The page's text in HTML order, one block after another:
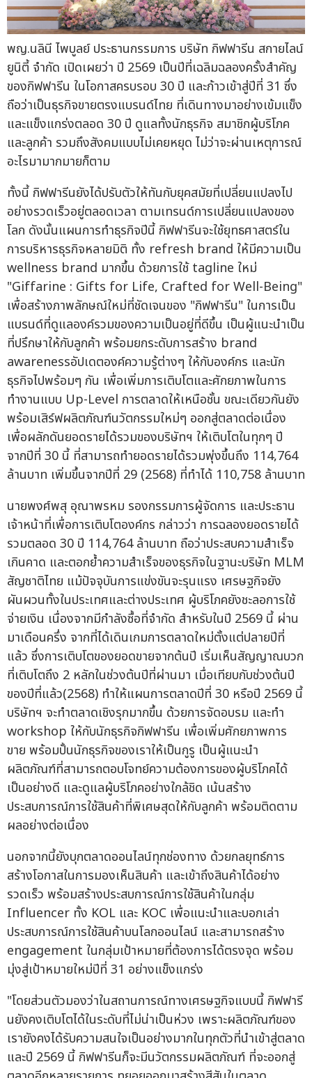
พญ.นลินี ไพบูลย์ ประธานกรรมการ บริษัท กิฟฟารีน สกายไลน์
ยูนิตี้ จำกัด เปิดเผยว่า ปี 2569 เป็นปีที่เฉลิมฉลองครั้งสำคัญ
ของกิฟฟารีน ในโอกาสครบรอบ 30 ปี และก้าวเข้าสู่ปีที่ 31 ซึ่ง
ถือว่าเป็นธุรกิจขายตรงแบรนด์ไทย ที่เดินทางมาอย่างเข้มแข็ง
และแข็งแกร่งตลอด 30 ปี ดูแลทั้งนักธุรกิจ สมาชิกผู้บริโภค
และลูกค้า รวมถึงสังคมแบบไม่เคยหยุด ไม่ว่าจะผ่านเหตุการณ์
อะไรมามากมายก็ตาม
ทั้งนี้ กิฟฟารีนยังได้ปรับตัวให้ทันกับยุคสมัยที่เปลี่ยนแปลงไป
อย่างรวดเร็วอยู่ตลอดเวลา ตามเทรนด์การเปลี่ยนแปลงของ
โลก ดังนั้นแผนการทำธุรกิจปีนี้ กิฟฟารีนจะใช้ยุทธศาสตร์ใน
การบริหารธุรกิจหลายมิติ ทั้ง refresh brand ให้มีความเป็น
wellness brand มากขึ้น ด้วยการใช้ tagline ใหม่
"Giffarine : Gifts for Life, Crafted for Well-Being"
เพื่อสร้างภาพลักษณ์ใหม่ที่ชัดเจนของ "กิฟฟารีน" ในการเป็น
แบรนด์ที่ดูแลองค์รวมของความเป็นอยู่ที่ดีขึ้น เป็นผู้แนะนำเป็น
ที่ปรึกษาให้กับลูกค้า พร้อมยกระดับการสร้าง brand
awarenessอัปเดตองค์ความรู้ต่างๆ ให้กับองค์กร และนัก
ธุรกิจไปพร้อมๆ กัน เพื่อเพิ่มการเติบโตและศักยภาพในการ
ทำงานแบบ Up-Level การตลาดให้เหนือชั้น ขณะเดียวกันยัง
พร้อมเสิร์ฟผลิตภัณฑ์นวัตกรรมใหม่ๆ ออกสู่ตลาดต่อเนื่อง
เพื่อผลักดันยอดรายได้รวมของบริษัทฯ ให้เติบโตในทุกๆ ปี
จากปีที่ 30 นี้ ที่สามารถทำยอดรายได้รวมพุ่งขึ้นถึง 114,764
ล้านบาท เพิ่มขึ้นจากปีที่ 29 (2568) ที่ทำได้ 110,758 ล้านบาท
นายพงศ์พสุ อุณาพรหม รองกรรมการผู้จัดการ และประธาน
เจ้าหน้าที่เพื่อการเติบโตองค์กร กล่าวว่า การฉลองยอดรายได้
รวมตลอด 30 ปี 114,764 ล้านบาท ถือว่าประสบความสำเร็จ
เกินคาด และตอกย้ำความสำเร็จของธุรกิจในฐานะบริษัท MLM
สัญชาติไทย แม้ปัจจุบันการแข่งขันจะรุนแรง เศรษฐกิจยัง
ผันผวนทั้งในประเทศและต่างประเทศ ผู้บริโภคยังชะลอการใช้
จ่ายเงิน เนื่องจากมีกำลังซื้อที่จำกัด สำหรับในปี 2569 นี้ ผ่าน
มาเดือนครึ่ง จากที่ได้เดินเกมการตลาดใหม่ตั้งแต่ปลายปีที่
แล้ว ซึ่งการเติบโตของยอดขายจากต้นปี เริ่มเห็นสัญญาณบวก
ที่เติบโตถึง 2 หลักในช่วงต้นปีที่ผ่านมา เมื่อเทียบกับช่วงต้นปี
ของปีที่แล้ว(2568) ทำให้แผนการตลาดปีที่ 30 หรือปี 2569 นี้
บริษัทฯ จะทำตลาดเชิงรุกมากขึ้น ด้วยการจัดอบรม และทำ
workshop ให้กับนักธุรกิจกิฟฟารีน เพื่อเพิ่มศักยภาพการ
ขาย พร้อมปั้นนักธุรกิจของเราให้เป็นกูรู เป็นผู้แนะนำ
ผลิตภัณฑ์ที่สามารถตอบโจทย์ความต้องการของผู้บริโภคได้
เป็นอย่างดี และดูแลผู้บริโภคอย่างใกล้ชิด เน้นสร้าง
ประสบการณ์การใช้สินค้าที่พิเศษสุดให้กับลูกค้า พร้อมติดตาม
ผลอย่างต่อเนื่อง
นอกจากนี้ยังบุกตลาดออนไลน์ทุกช่องทาง ด้วยกลยุทธ์การ
สร้างโอกาสในการมองเห็นสินค้า และเข้าถึงสินค้าได้อย่าง
รวดเร็ว พร้อมสร้างประสบการณ์การใช้สินค้าในกลุ่ม
Influencer ทั้ง KOL และ KOC เพื่อแนะนำและบอกเล่า
ประสบการณ์การใช้สินค้าบนโลกออนไลน์ และสามารถสร้าง
engagement ในกลุ่มเป้าหมายที่ต้องการได้ตรงจุด พร้อม
มุ่งสู่เป้าหมายใหม่ปีที่ 31 อย่างแข็งแกร่ง
"โดยส่วนตัวมองว่าในสถานการณ์ทางเศรษฐกิจแบบนี้ กิฟฟารี
นยังคงเติบโตได้ในระดับที่ไม่น่าเป็นห่วง เพราะผลิตภัณฑ์ของ
เรายังคงได้รับความสนใจเป็นอย่างมากในทุกตัวที่นำเข้าสู่ตลาด
และปี 2569 นี้ กิฟฟารีนก็จะมีนวัตกรรมผลิตภัณฑ์ ที่จะออกสู่